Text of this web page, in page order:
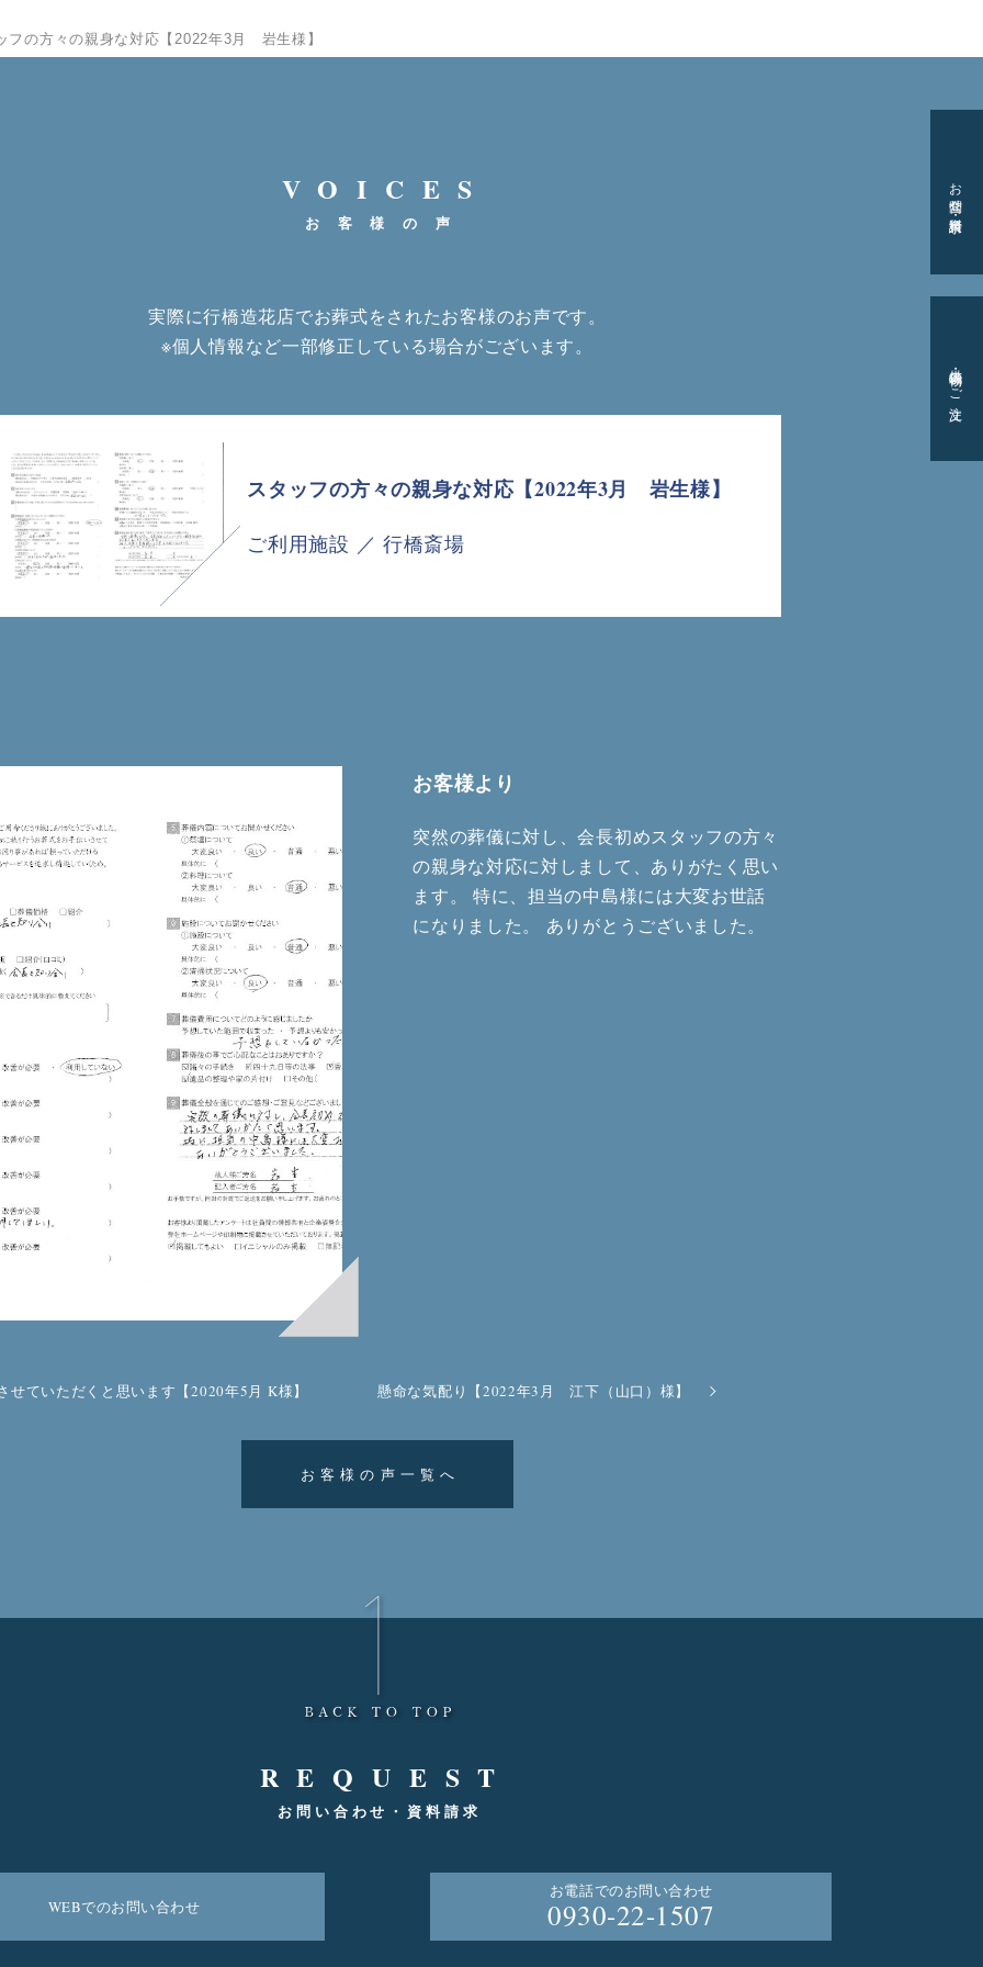
お問合せ・資料請求
供花・供物のご注文
フの方々の親身な対応【2022年3月 岩生様】
VOICES
お客様の声
実際に行橋造花店でお葬式をされたお客様のお声です。
※個人情報など一部修正している場合がございます。
スタッフの方々の親身な対応【2022年3月 岩生様】
ご利用施設 ／ 行橋斎場
お客様より
突然の葬儀に対し、会長初めスタッフの方々
の親身な対応に対しまして、ありがたく思い
ます。 特に、担当の中島様には大変お世話
になりました。 ありがとうございました。
せていただくと思います【2020年5月 K様】 懸命な気配り【2022年3月 江下（山口）様】
お客様の声一覧へ
REQUEST
お問い合わせ・資料請求
WEBでのお問い合わせ
お電話でのお問い合わせ
0930-22-1507